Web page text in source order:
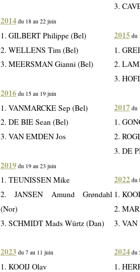
2014 du 18 au 22 juin
1. GILBERT Philippe (Bel)
2. WELLENS Tim (Bel)
3. MEERSMAN Gianni (Bel)
2016 du 15 au 19 juin
1. VANMARCKE Sep (Bel)
2. DE BIE Sean (Bel)
3. VAN EMDEN Jos
2019 du 19 au 23 juin
1. TEUNISSEN Mike
2. JANSEN Amund Grøndahl
(Nor)
3. SCHMIDT Mads Würtz (Dan)
2023 du 7 au 11 juin
1. KOOIJ Olav
3.
2015 du
1.
2.
3.
2017 du
1.
2.
3. DE
2022 du
1.
2.
3. VAN
2024 du
1.